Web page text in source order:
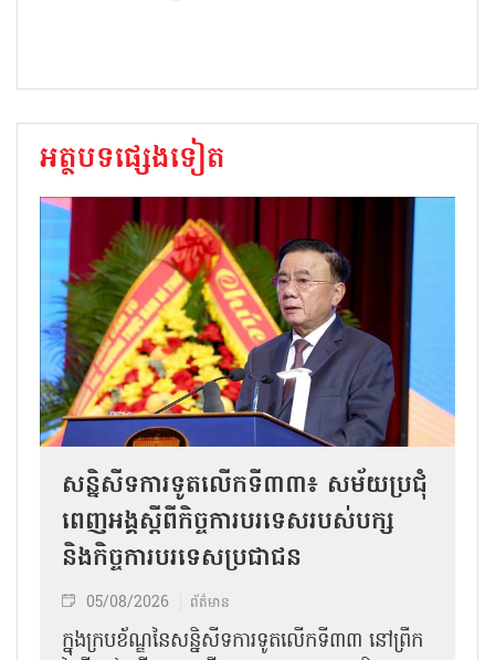
អត្ថបទផ្សេងទៀត
សន្និសីទការទូតលើកទី៣៣៖ សម័យប្រជុំ
ពេញអង្គស្តីពីកិច្ច​ការបរទេសរបស់​បក្ស
និងកិច្ច​ការបរទេសប្រជាជន
05/08/2026 ព័ត៌មាន
ក្នុងក្របខ័ណ្ឌនៃសន្និសីទការទូតលើកទី៣៣ នៅព្រឹក